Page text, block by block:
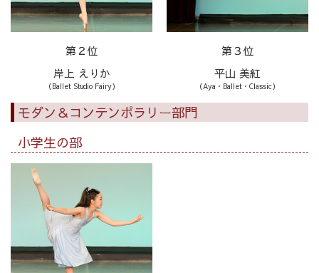
第２位
岸上 えりか
（Ballet Studio Fairy）
第３位
平山 美紅
（Aya・Ballet・Classic）
モダン＆コンテンポラリー部門
小学生の部